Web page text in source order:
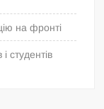
на фронті
студентів